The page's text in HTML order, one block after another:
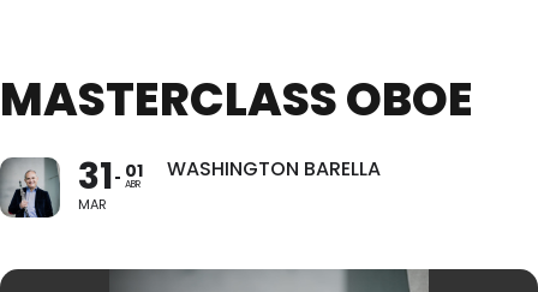
MASTERCLASS OBOE
31
MAR
01
ABR
WASHINGTON BARELLA